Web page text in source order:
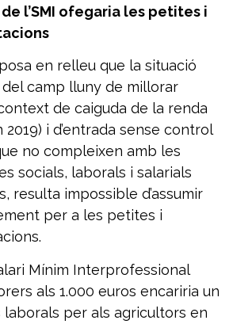
l’SMI ofegaria les petites i
en relleu que la situació
camp lluny de millorar
context de caiguda de la renda
2019) i d’entrada sense control
no compleixen amb les
socials, laborals i salarials
resulta impossible d’assumir
per a les petites i
Mínim Interprofessional
als 1.000 euros encariria un
laborals per als agricultors en